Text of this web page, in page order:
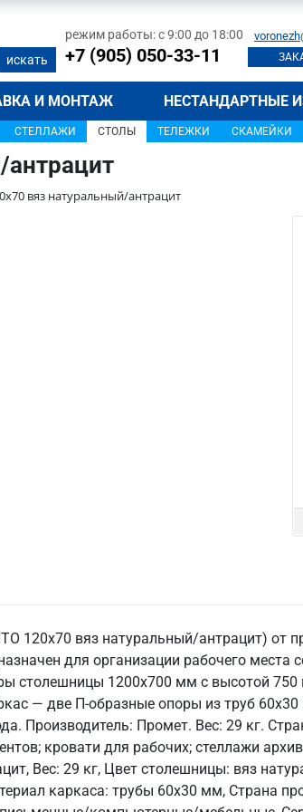
режим работы: с 9:00 до 18:00
+7 (905) 050-33-11
И МОНТАЖ НЕСТАНДАРТНЫЕ
СТЕЛЛАЖИ СТОЛЫ ТЕЛЕЖКИ СКАМЕЙКИ
антрацит
вяз натуральный/антрацит
120x70 вяз натуральный/антрацит) от
для организации рабочего места
столешницы 1200х700 мм с высотой
— две П-образные опоры из труб
Производитель: Промет. Вес: 29 кг.
кровати для рабочих; стеллажи
Вес: 29 кг, Цвет столешницы: вяз
каркаса: трубы 60х30 мм, Страна